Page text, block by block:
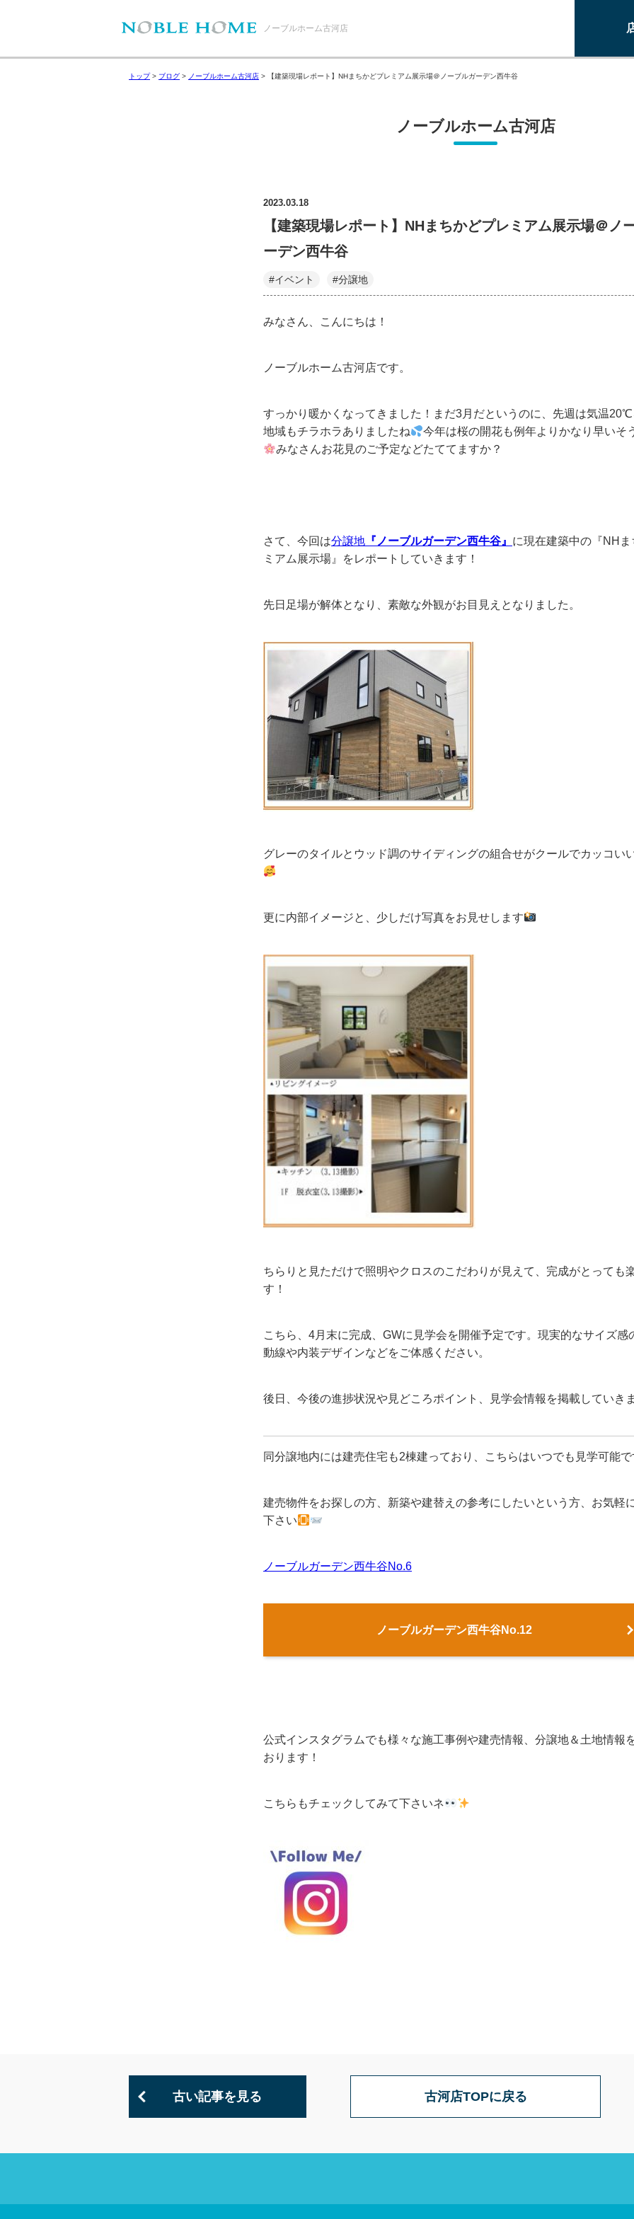
ノーブルホーム古河店
トップ> ブログ > ノーブルホーム古河店 > 【建築現場レポート】NHまちかどプレミアム展示場＠ノーブルガーデン西牛谷
ノーブルホーム古河店
2023.03.18
【建築現場レポート】NHまちかどプレミアム展示場＠ノ
ーデン西牛谷
#イベント #分譲地
みなさん、こんにちは！
ノーブルホーム古河店です。
すっかり暖かくなってきました！まだ3月だというのに、先週は気温20℃
地域もチラホラありましたね
今年は桜の開花も例年よりかなり早いそ
みなさんお花見のご予定などたててますか？
さて、今回は分譲地 『ノーブルガーデン西牛谷』 に現在建築中の『NHま
ミアム展示場』をレポートしていきます！
先日足場が解体となり、素敵な外観がお目見えとなりました。
グレーのタイルとウッド調のサイディングの組合せがクールでカッコい
更に内部イメージと、少しだけ写真をお見せします
ちらりと見ただけで照明やクロスのこだわりが見えて、完成がとっても
す！
こちら、4月末に完成、GWに見学会を開催予定です。現実的なサイズ感
動線や内装デザインなどをご体感ください。
後日、今後の進捗状況や見どころポイント、見学会情報を掲載していき
同分譲地内には建売住宅も2棟建っており、こちらはいつでも見学可能で
建売物件をお探しの方、新築や建替えの参考にしたいという方、お気軽
下さい
ノーブルガーデン西牛谷No.6
ノーブルガーデン西牛谷No.12
公式インスタグラムでも様々な施工事例や建売情報、分譲地＆土地情報
おります！
こちらもチェックしてみて下さいネ
古い記事を見る 古河店TOPに戻る